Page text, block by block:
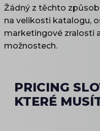
Žádný z těchto
na velikosti katalogu,
marketingové zralosti
možnostech.
PRICING
KTERÉ